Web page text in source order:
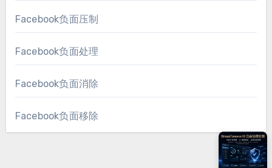
Facebook负面压制
Facebook负面处理
Facebook负面消除
Facebook负面移除